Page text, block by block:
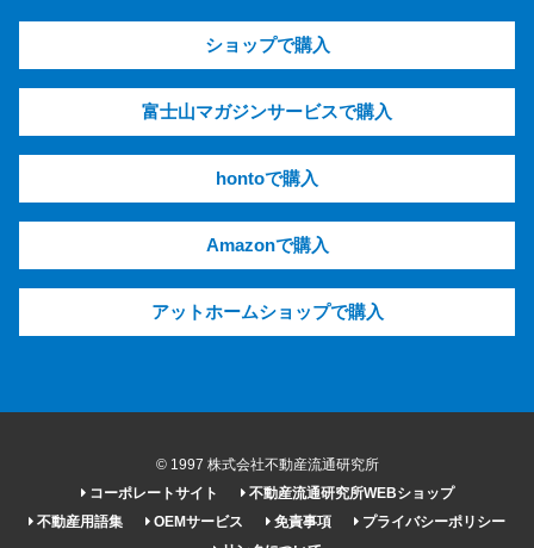
ショップで購入
富士山マガジンサービスで購入
hontoで購入
Amazonで購入
アットホームショップで購入
© 1997 株式会社不動産流通研究所
コーポレートサイト
不動産流通研究所WEBショップ
不動産用語集
OEMサービス 免責事項
プライバシーポリシー